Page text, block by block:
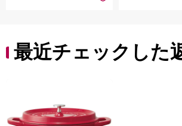
最近チェックした